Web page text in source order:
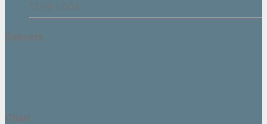
11:00 12:00
Banners
Chart